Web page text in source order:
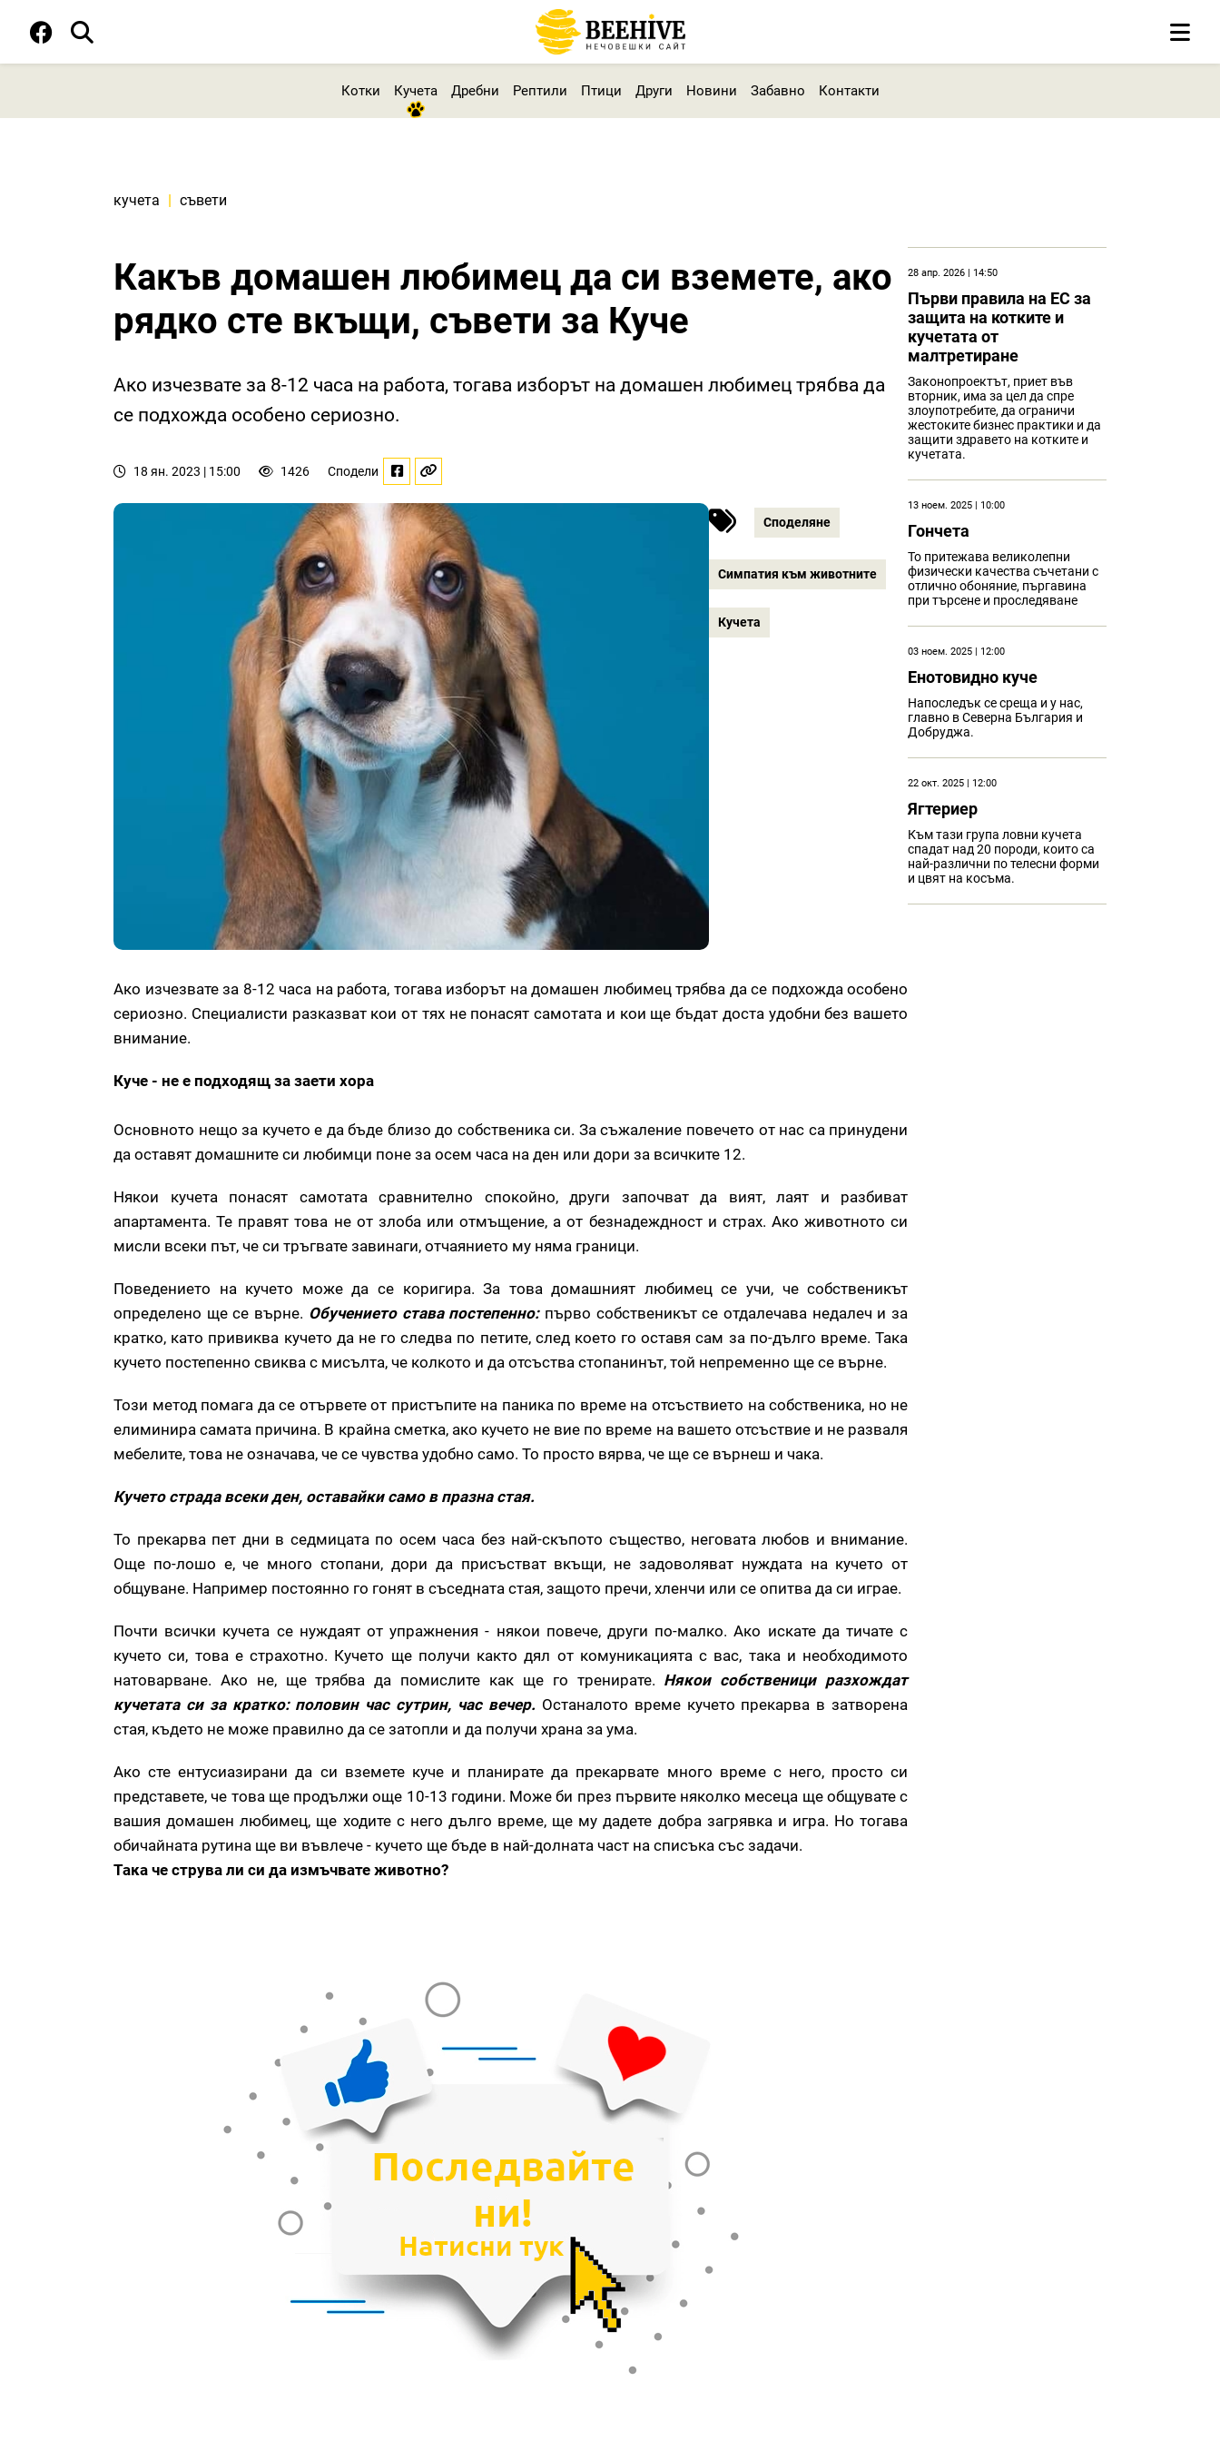
Котки Кучета Дребни Рептили Птици Други Новини Забавно Контакти
кучета | съвети
Какъв домашен любимец да си вземете, ако
рядко сте вкъщи, съвети за Куче
Ако изчезвате за 8-12 часа на работа, тогава изборът на домашен любимец трябва да
се подхожда особено сериозно.
18 ян. 2023 | 15:00 1426 Сподели
Споделяне
Симпатия към животните
Кучета
Ако изчезвате за 8-12 часа на работа, тогава изборът на домашен любимец трябва да се подхожда особено
сериозно. Специалисти разказват кои от тях не понасят самотата и кои ще бъдат доста удобни без вашето
внимание.
Куче - не е подходящ за заети хора
Основното нещо за кучето е да бъде близо до собственика си. За съжаление повечето от нас са принудени
да оставят домашните си любимци поне за осем часа на ден или дори за всичките 12.
Някои кучета понасят самотата сравнително спокойно, други започват да вият, лаят и разбиват
апартамента. Те правят това не от злоба или отмъщение, а от безнадеждност и страх. Ако животното си
мисли всеки път, че си тръгвате завинаги, отчаянието му няма граници.
Поведението на кучето може да се коригира. За това домашният любимец се учи, че собственикът
определено ще се върне. Обучението става постепенно: първо собственикът се отдалечава недалеч и за
кратко, като привиква кучето да не го следва по петите, след което го оставя сам за по-дълго време. Така
кучето постепенно свиква с мисълта, че колкото и да отсъства стопанинът, той непременно ще се върне.
Този метод помага да се отървете от пристъпите на паника по време на отсъствието на собственика, но не
елиминира самата причина. В крайна сметка, ако кучето не вие ​​по време на вашето отсъствие и не разваля
мебелите, това не означава, че се чувства удобно само. То просто вярва, че ще се върнеш и чака.
Кучето страда всеки ден, оставайки само в празна стая.
То прекарва пет дни в седмицата по осем часа без най-скъпото същество, неговата любов и внимание.
Още по-лошо е, че много стопани, дори да присъстват вкъщи, не задоволяват нуждата на кучето от
общуване. Например постоянно го гонят в съседната стая, защото пречи, хленчи или се опитва да си играе.
Почти всички кучета се нуждаят от упражнения - някои повече, други по-малко. Ако искате да тичате с
кучето си, това е страхотно. Кучето ще получи както дял от комуникацията с вас, така и необходимото
натоварване. Ако не, ще трябва да помислите как ще го тренирате. Някои собственици разхождат
кучетата си за кратко: половин час сутрин, час вечер. Останалото време кучето прекарва в затворена
стая, където не може правилно да се затопли и да получи храна за ума.
Ако сте ентусиазирани да си вземете куче и планирате да прекарвате много време с него, просто си
представете, че това ще продължи още 10-13 години. Може би през първите няколко месеца ще общувате с
вашия домашен любимец, ще ходите с него дълго време, ще му дадете добра загрявка и игра. Но тогава
обичайната рутина ще ви въвлече - кучето ще бъде в най-долната част на списъка със задачи.
Така че струва ли си да измъчвате животно?
28 апр. 2026 | 14:50
Първи правила на ЕС за
защита на котките и
кучетата от
малтретиране
Законопроектът, приет във
вторник, има за цел да спре
злоупотребите, да ограничи
жестоките бизнес практики и да
защити здравето на котките и
кучетата.
13 ноем. 2025 | 10:00
Гончета
То притежава великолепни
физически качества съчетани с
отлично обоняние, пъргавина
при търсене и проследяване
03 ноем. 2025 | 12:00
Eнотовидно куче
Напоследък се среща и у нас,
главно в Северна България и
Добруджа.
22 окт. 2025 | 12:00
Ягтериер
Към тази група ловни кучета
спадат над 20 породи, които са
най-различни по телесни форми
и цвят на косъма.